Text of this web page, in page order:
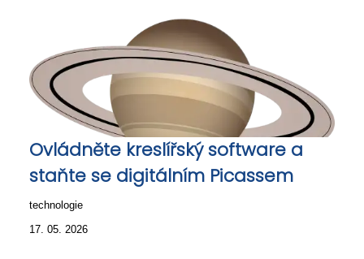
Ovládněte kreslířský software a
staňte se digitálním Picassem
technologie
17. 05. 2026